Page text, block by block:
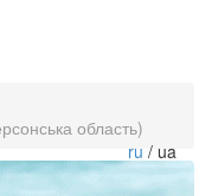
область)
ru / ua